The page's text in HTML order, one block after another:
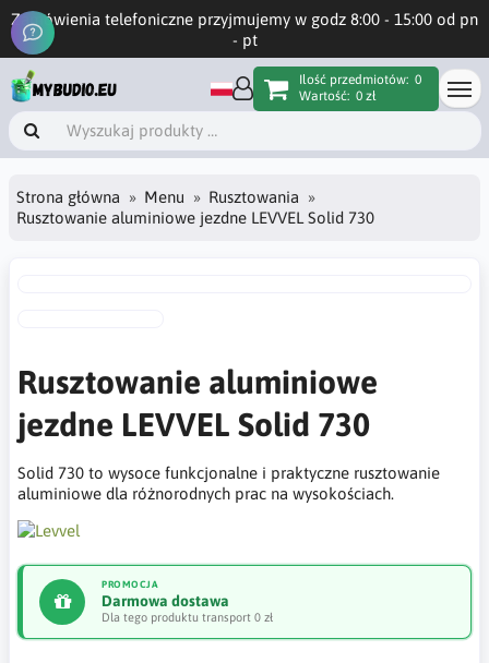
Zamówienia telefoniczne przyjmujemy w godz 8:00 - 15:00 od pn
- pt
Ilość przedmiotów: 0
Wartość: 0 zł
Strona główna Menu
Rusztowania
Rusztowanie aluminiowe jezdne LEVVEL Solid 730
Rusztowanie aluminiowe
jezdne LEVVEL Solid 730
Solid 730 to wysoce funkcjonalne i praktyczne rusztowanie
aluminiowe dla różnorodnych prac na wysokościach.
PROMOCJA
Darmowa dostawa
Dla tego produktu transport 0 zł